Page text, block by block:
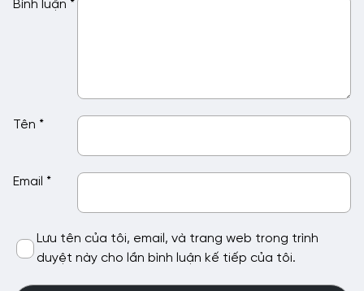
Bình luận *
Tên *
Email *
Lưu tên của tôi, email, và trang web trong trình
duyệt này cho lần bình luận kế tiếp của tôi.